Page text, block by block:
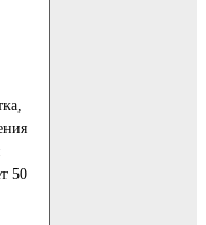
50